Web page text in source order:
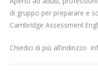
di gruppo per preparare e
Cambridge Assessment
Chiedici di più all’indirizzo